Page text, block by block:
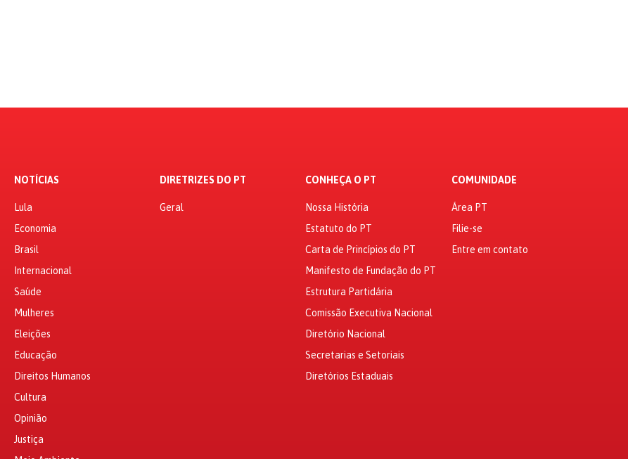
NOTÍCIAS
Lula
Economia
Brasil
Internacional
Saúde
Mulheres
Eleições
Educação
Direitos Humanos
Cultura
Opinião
Justiça
DIRETRIZES DO PT
Geral
CONHEÇA O PT
Nossa História
Estatuto do PT
Carta de Princípios do PT
Manifesto de Fundação do PT
Estrutura Partidária
Comissão Executiva Nacional
Diretório Nacional
Secretarias e Setoriais
Diretórios Estaduais
COMUNIDADE
Área PT
Filie-se
Entre em contato